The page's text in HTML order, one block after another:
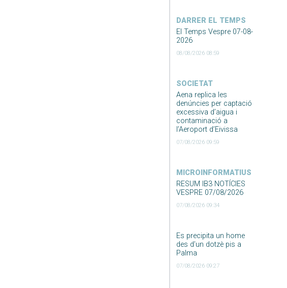
DARRER EL TEMPS
El Temps Vespre 07-08-
2026
08/08/2026 08:59
SOCIETAT
Aena replica les
denúncies per captació
excessiva d’aigua i
contaminació a
l’Aeroport d’Eivissa
07/08/2026 09:59
MICROINFORMATIUS
RESUM IB3 NOTÍCIES
VESPRE 07/08/2026
07/08/2026 09:34
Es precipita un home
des d’un dotzè pis a
Palma
07/08/2026 09:27